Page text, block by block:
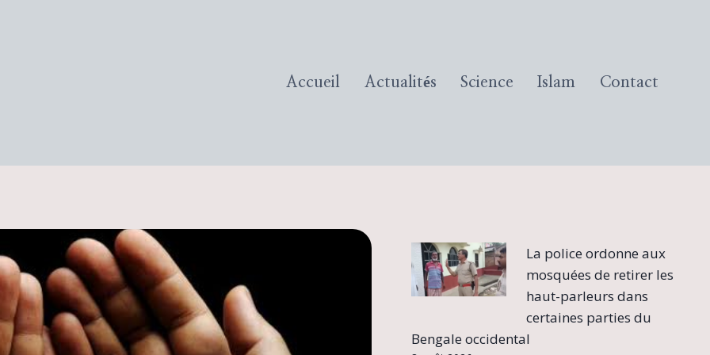
Accueil Actualités Science Islam Contact
La police ordonne aux
mosquées de retirer les
haut-parleurs dans
certaines parties du
Bengale occidental